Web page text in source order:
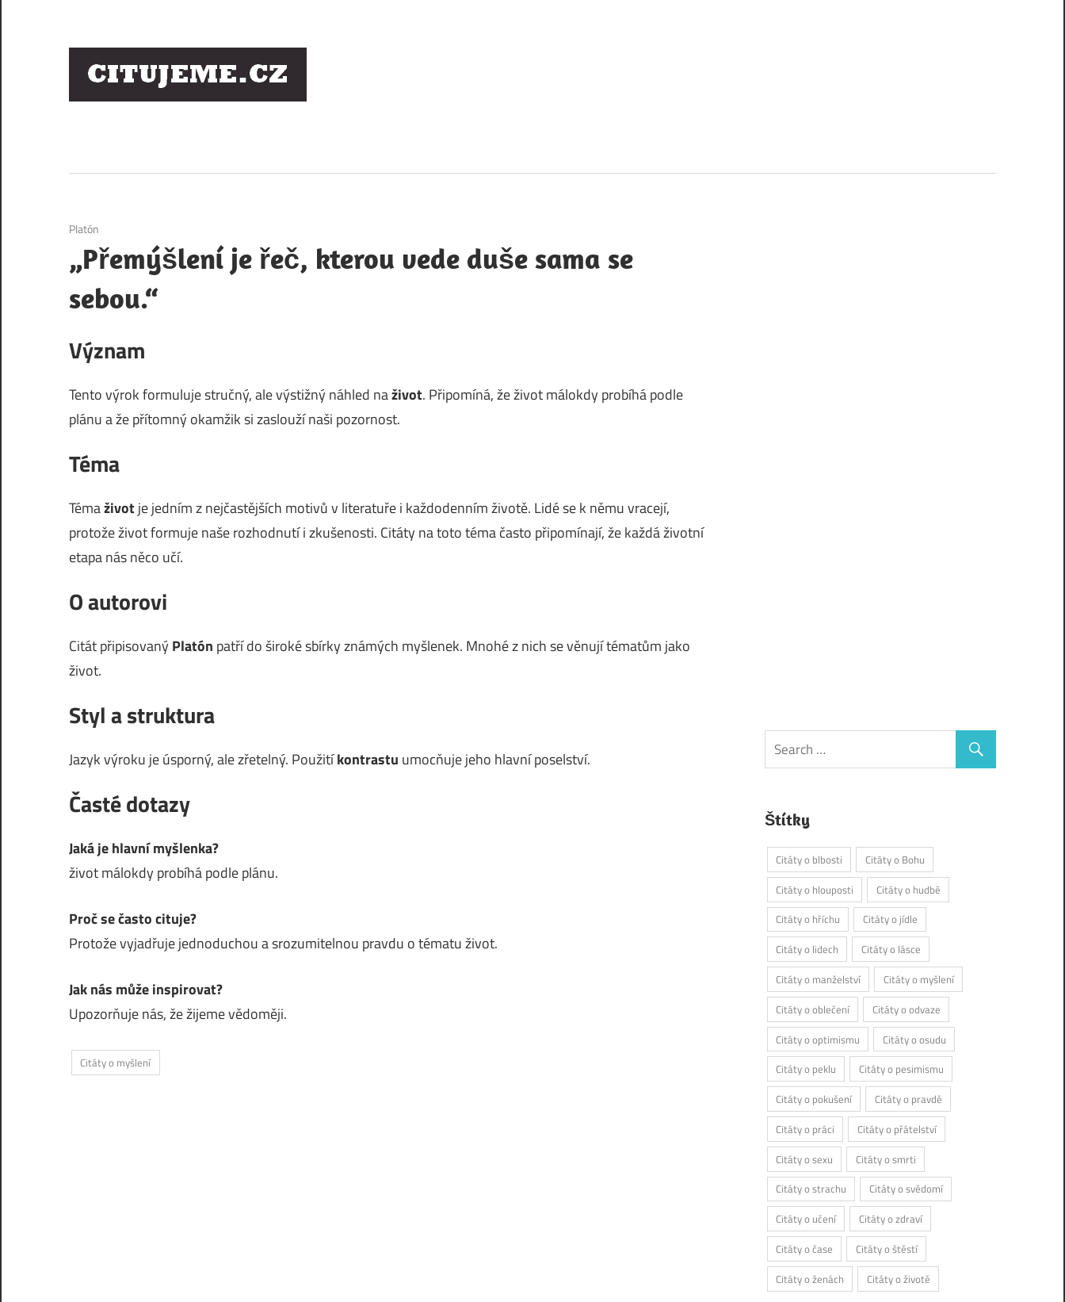
osobností
1. 12. 2020
Platón
„Přemýšlení je řeč, kterou vede duše sama se
sebou.“
Význam
Tento výrok formuluje stručný, ale výstižný náhled naživot. Připomíná, že život málokdy probíhá podle
plánu a že přítomný okamžik si zaslouží naši pozornost.
Téma
Témaživot je jedním z nejčastějších motivů v literatuře i každodenním životě. Lidé se k němu vracejí,
protože život formuje naše rozhodnutí i zkušenosti. Citáty na toto téma často připomínají, že každá životní
etapa nás něco učí.
O autorovi
Citát připisovanýPlatón patří do široké sbírky známých myšlenek. Mnohé z nich se věnují tématům jako
život.
Styl a struktura
Jazyk výroku je úsporný, ale zřetelný. Použitíkontrastu umocňuje jeho hlavní poselství.
Časté dotazy
Jaká je hlavní myšlenka?
život málokdy probíhá podle plánu.
Proč se často cituje?
Protože vyjadřuje jednoduchou a srozumitelnou pravdu o tématu život.
Jak nás může inspirovat?
Upozorňuje nás, že žijeme vědoměji.
Citáty o myšlení
Štítky
Citáty o blbosti
Citáty o Bohu
Citáty o hlouposti
Citáty o hudbě
Citáty o hříchu
Citáty o jídle
Citáty o lidech
Citáty o lásce
Citáty o manželství
Citáty o myšlení
Citáty o oblečení
Citáty o odvaze
Citáty o optimismu
Citáty o osudu
Citáty o peklu
Citáty o pesimismu
Citáty o pokušení
Citáty o pravdě
Citáty o práci
Citáty o přátelství
Citáty o sexu
Citáty o smrti
Citáty o strachu
Citáty o svědomí
Citáty o učení
Citáty o zdraví
Citáty o čase
Citáty o štěstí
Citáty o ženách
Citáty o životě